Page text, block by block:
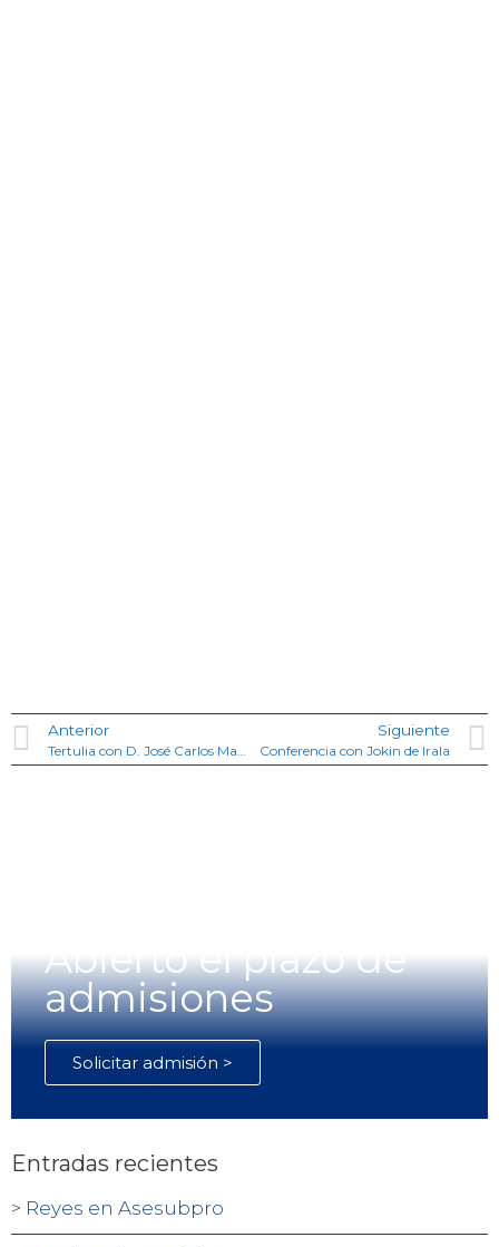
Anterior Siguiente
Conferencia con Jokin de Irala
Abierto el plazo de
admisiones
Solicitar admisión >
Entradas recientes
Reyes en Asesubpro